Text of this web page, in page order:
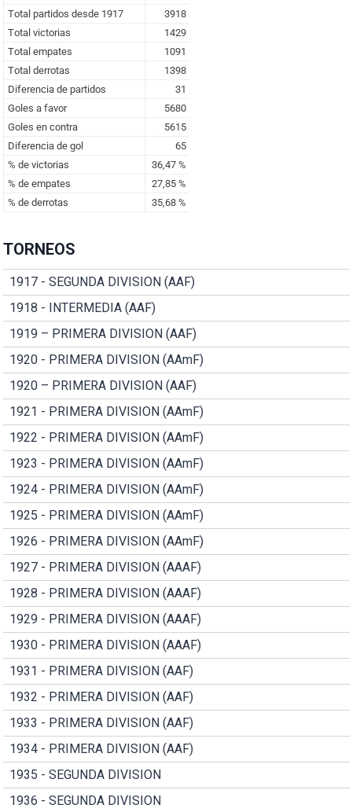
TORNEOS
1917 - SEGUNDA DIVISION (AAF)
1918 - INTERMEDIA (AAF)
1919 – PRIMERA DIVISION (AAF)
1920 - PRIMERA DIVISION (AAmF)
1920 – PRIMERA DIVISION (AAF)
1921 - PRIMERA DIVISION (AAmF)
1922 - PRIMERA DIVISION (AAmF)
1923 - PRIMERA DIVISION (AAmF)
1924 - PRIMERA DIVISION (AAmF)
1925 - PRIMERA DIVISION (AAmF)
1926 - PRIMERA DIVISION (AAmF)
1927 - PRIMERA DIVISION (AAAF)
1928 - PRIMERA DIVISION (AAAF)
1929 - PRIMERA DIVISION (AAAF)
1930 - PRIMERA DIVISION (AAAF)
1931 - PRIMERA DIVISION (AAF)
1932 - PRIMERA DIVISION (AAF)
1933 - PRIMERA DIVISION (AAF)
1934 - PRIMERA DIVISION (AAF)
1935 - SEGUNDA DIVISION
1936 - SEGUNDA DIVISION